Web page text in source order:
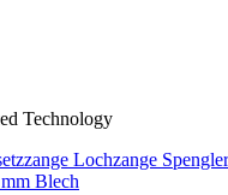
Technology
Lochzange
Blech